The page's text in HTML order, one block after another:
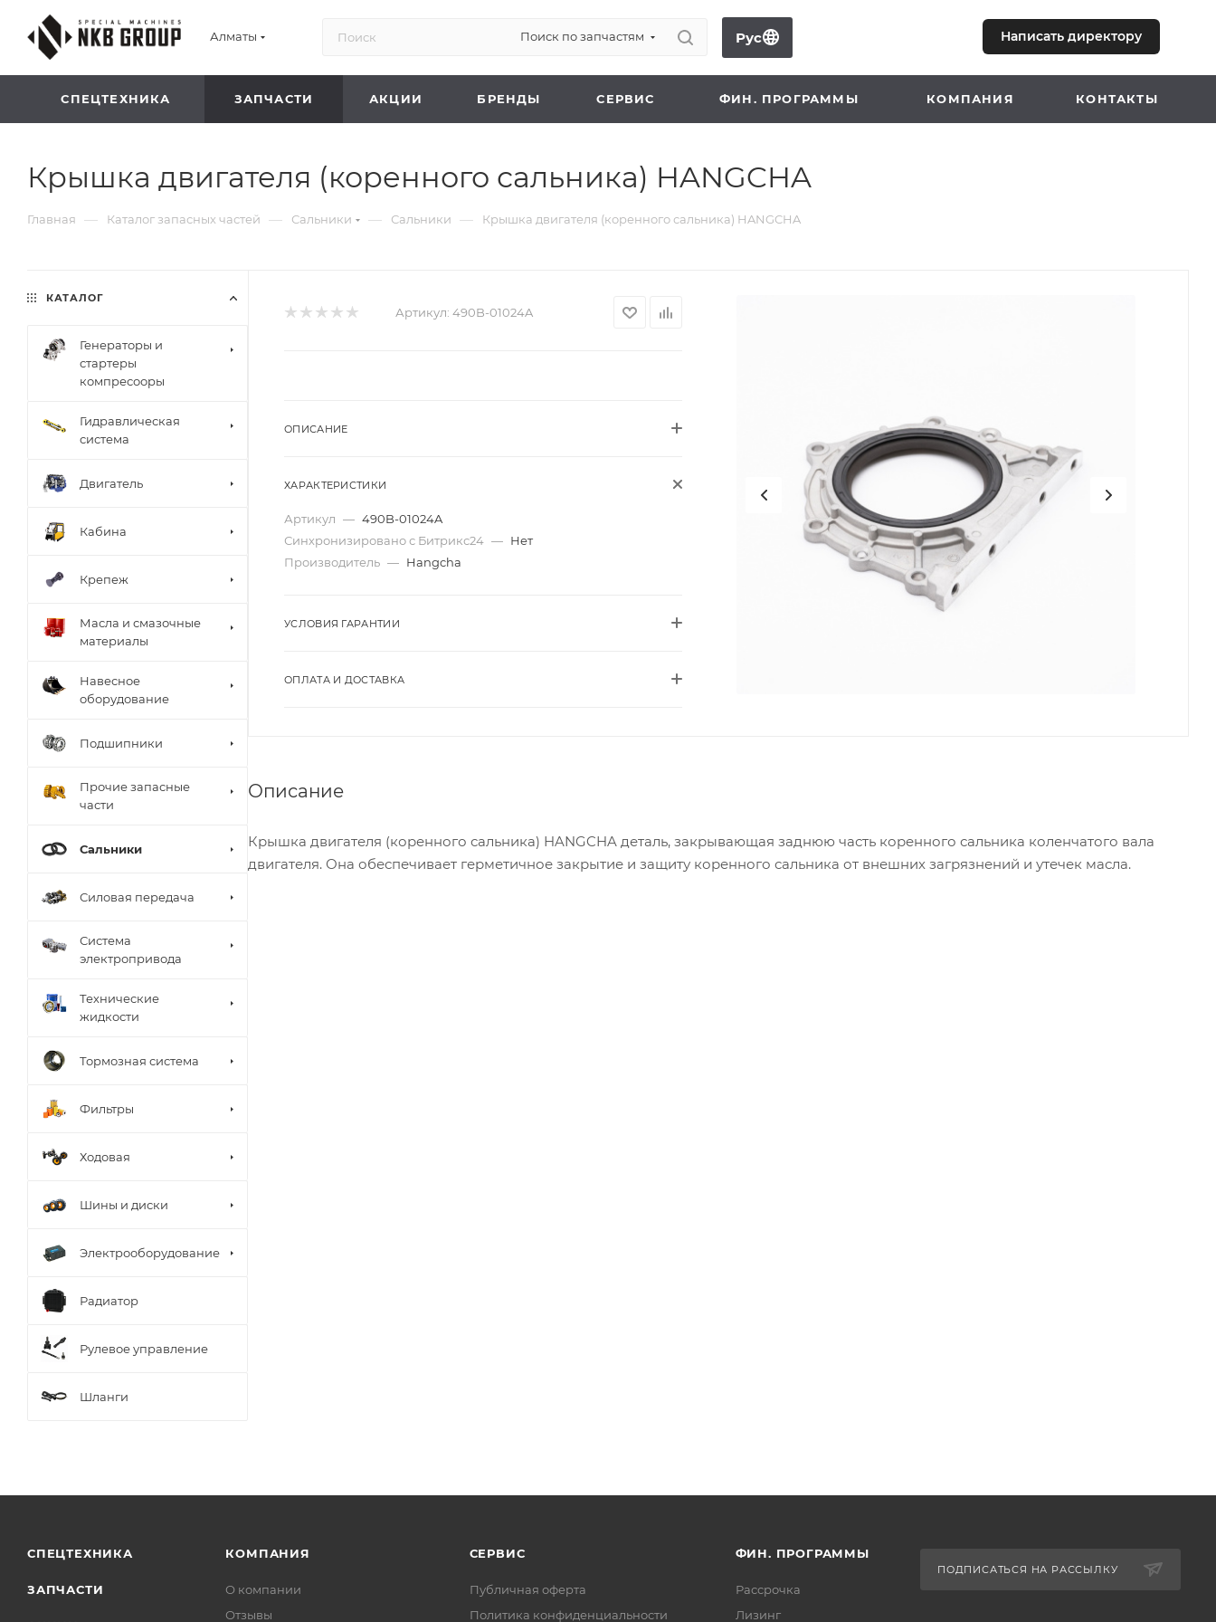
Алматы Поиск по запчастям Рус Написать директору
СПЕЦТЕХНИКА ЗАПЧАСТИ АКЦИИ БРЕНДЫ СЕРВИС ФИН. ПРОГРАММЫ КОМПАНИЯ КОНТАКТЫ
Крышка двигателя (коренного сальника) HANGCHA
Главная — Каталог запасных частей — Сальники — Сальники — Крышка двигателя (коренного сальника) HANGCHA
Артикул: 490B-01024A
ОПИСАНИЕ
ХАРАКТЕРИСТИКИ
Артикул — 490B-01024A
Синхронизировано с Битрикс24 — Нет
Производитель — Hangcha
УСЛОВИЯ ГАРАНТИИ
ОПЛАТА И ДОСТАВКА
Описание
Крышка двигателя (коренного сальника) HANGCHA деталь, закрывающая заднюю часть коренного сальника коленчатого вала
двигателя. Она обеспечивает герметичное закрытие и защиту коренного сальника от внешних загрязнений и утечек масла.
КАТАЛОГ
Генераторы и
стартеры
компресооры
Гидравлическая
система
Двигатель
Кабина
Крепеж
Масла и смазочные
материалы
Навесное
оборудование
Подшипники
Прочие запасные
части
Сальники
Силовая передача
Система
электропривода
Технические
жидкости
Тормозная система
Фильтры
Ходовая
Шины и диски
Электрооборудование
Радиатор
Рулевое управление
Шланги
СПЕЦТЕХНИКА
ЗАПЧАСТИ
КОМПАНИЯ
О компании
Отзывы
СЕРВИС
Публичная оферта
Политика конфиденциальности
ФИН. ПРОГРАММЫ
Рассрочка
Лизинг
ПОДПИСАТЬСЯ НА РАССЫЛКУ